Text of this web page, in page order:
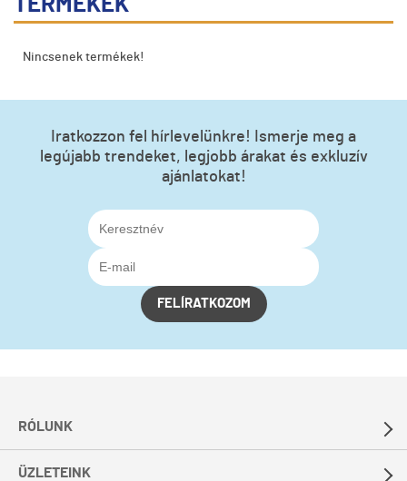
Nincsenek termékek!
Iratkozzon fel hírlevelünkre! Ismerje meg a
legújabb trendeket, legjobb árakat és exkluzív
ajánlatokat!
FELÍRATKOZOM
RÓLUNK
ÜZLETEINK